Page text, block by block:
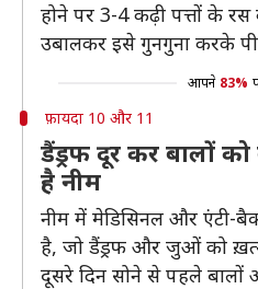
होने पर 3-4 कढ़ी पत्तों के
उबालकर इसे गुनगुना करके
आपने 83%
फ़ायदा 10 और 11
डैंड्रफ दूर कर बालों
है नीम
नीम में मेडिसिनल और एंटी-
है, जो डैंड्रफ और जुओं को
दूसरे दिन सोने से पहले